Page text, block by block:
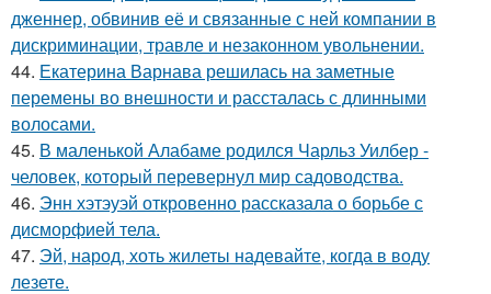
дженнер, обвинив её и связанные с ней компании в
дискриминации, травле и незаконном увольнении.
44. Екатерина Варнава решилась на заметные
перемены во внешности и рассталась с длинными
волосами.
45. В маленькой Алабаме родился Чарльз Уилбер -
человек, который перевернул мир садоводства.
46. Энн хэтэуэй откровенно рассказала о борьбе с
дисморфией тела.
47. Эй, народ, хоть жилеты надевайте, когда в воду
лезете.